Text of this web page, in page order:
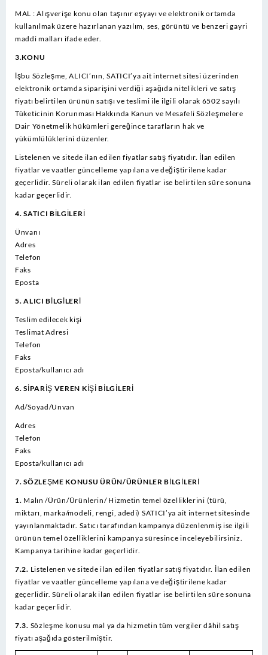
MAL : Alışverişe konu olan taşınır eşyayı ve elektronik ortamda
kullanılmak üzere hazırlanan yazılım, ses, görüntü ve benzeri gayri
maddi malları ifade eder.
3.KONU
İşbu Sözleşme, ALICI’nın, SATICI’ya ait internet sitesi üzerinden
elektronik ortamda siparişini verdiği aşağıda nitelikleri ve satış
fiyatı belirtilen ürünün satışı ve teslimi ile ilgili olarak 6502 sayılı
Tüketicinin Korunması Hakkında Kanun ve Mesafeli Sözleşmelere
Dair Yönetmelik hükümleri gereğince tarafların hak ve
yükümlülüklerini düzenler.
Listelenen ve sitede ilan edilen fiyatlar satış fiyatıdır. İlan edilen
fiyatlar ve vaatler güncelleme yapılana ve değiştirilene kadar
geçerlidir. Süreli olarak ilan edilen fiyatlar ise belirtilen süre sonuna
kadar geçerlidir.
4. SATICI BİLGİLERİ
Ünvanı
Adres
Telefon
Faks
Eposta
5. ALICI BİLGİLERİ
Teslim edilecek kişi
Teslimat Adresi
Telefon
Faks
Eposta/kullanıcı adı
6. SİPARİŞ VEREN KİŞİ BİLGİLERİ
Ad/Soyad/Unvan
Adres
Telefon
Faks
Eposta/kullanıcı adı
7. SÖZLEŞME KONUSU ÜRÜN/ÜRÜNLER BİLGİLERİ
1. Malın /Ürün/Ürünlerin/ Hizmetin temel özelliklerini (türü,
miktarı, marka/modeli, rengi, adedi) SATICI’ya ait internet sitesinde
yayınlanmaktadır. Satıcı tarafından kampanya düzenlenmiş ise ilgili
ürünün temel özelliklerini kampanya süresince inceleyebilirsiniz.
Kampanya tarihine kadar geçerlidir.
7.2. Listelenen ve sitede ilan edilen fiyatlar satış fiyatıdır. İlan edilen
fiyatlar ve vaatler güncelleme yapılana ve değiştirilene kadar
geçerlidir. Süreli olarak ilan edilen fiyatlar ise belirtilen süre sonuna
kadar geçerlidir.
7.3. Sözleşme konusu mal ya da hizmetin tüm vergiler dâhil satış
fiyatı aşağıda gösterilmiştir.